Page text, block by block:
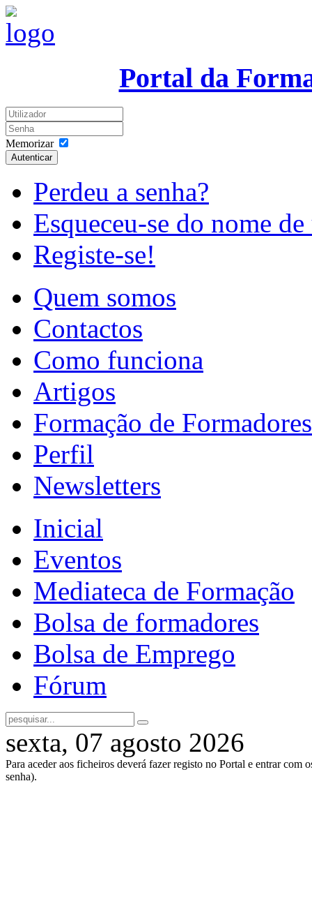
Portal da
Memorizar
Autenticar
Perdeu a senha?
Esqueceu-se do nome
Registe-se!
Quem somos
Contactos
Como funciona
Artigos
Formação de Formadores
Perfil
Newsletters
Inicial
Eventos
Mediateca de Formação
Bolsa de formadores
Bolsa de Emprego
Fórum
sexta, 07 agosto 2026
Para aceder aos ficheiros deverá fazer registo no Portal e entrar com
senha).